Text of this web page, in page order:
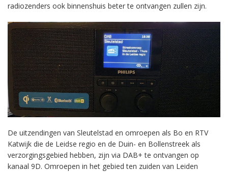
radiozenders ook binnenshuis beter te ontvangen zullen zijn.
De uitzendingen van Sleutelstad en omroepen als Bo en RTV
Katwijk die de Leidse regio en de Duin- en Bollenstreek als
verzorgingsgebied hebben, zijn via DAB+ te ontvangen op
kanaal 9D. Omroepen in het gebied ten zuiden van Leiden